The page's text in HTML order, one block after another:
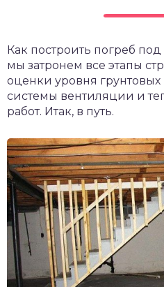
Как построить погреб
мы затронем все этапы
оценки уровня
системы вентиляции и
работ. Итак, в путь.